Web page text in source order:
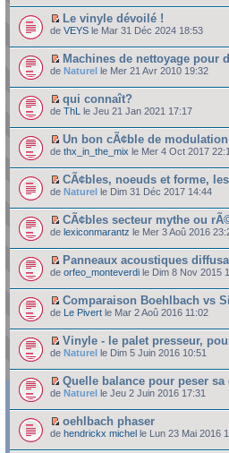
Le vinyle dévoilé !
de VEYS le Mar 31 Déc 2024 18:53
Machines de nettoyage pour
de Naturel le Mer 21 Avr 2010 19:32
qui connaît?
de ThL le Jeu 21 Jan 2021 17:17
Un bon cÃ¢ble de modulation
de thx_in_the_mix le Mer 4 Oct 2017
CÃ¢bles, noeuds et forme,
de Naturel le Dim 31 Déc 2017 14:44
CÃ¢bles secteur mythe ou
de lexiconmarantz le Mer 3 Aoû 2016
Panneaux acoustiques
de orfeo_monteverdi le Dim 8 Nov 2015
Comparaison Boehlbach vs
de Le Pivert le Mar 2 Aoû 2016 11:02
Vinyle - le palet presseur,
de Naturel le Dim 5 Juin 2016 10:51
Quelle balance pour peser sa
de Naturel le Jeu 2 Juin 2016 17:31
oehlbach phaser
de hendrickx michel le Lun 23 Mai 2016